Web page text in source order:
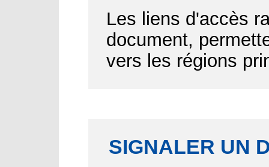
Les liens d'accès
document,
vers les régions
SIGNALER UN